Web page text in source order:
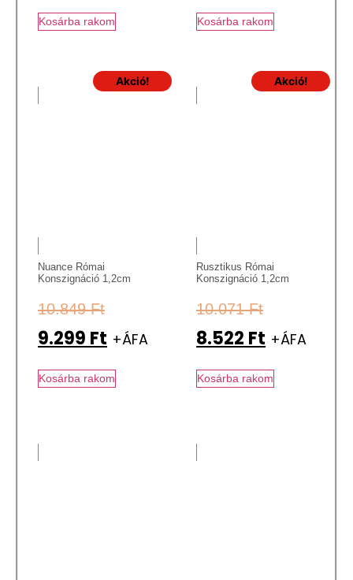
Kosárba rakom Kosárba rakom
Akció!
Nuance Római
Konszignáció 1,2cm
10.849Ft
9.299 Ft +ÁFA
Kosárba rakom
Akció!
Rusztikus Római
Konszignáció 1,2cm
10.071Ft
8.522 Ft +ÁFA
Kosárba rakom